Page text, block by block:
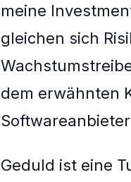
meine
gleichen sich
dem erwähnten
Geduld ist eine